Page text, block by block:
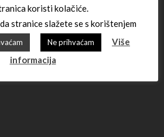
koristi kolačiće.
stranice slažete se s korištenjem
Ne prihvaćam
Više
informacija